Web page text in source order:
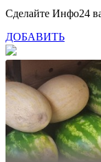
Сделайте Инфо24
ДОБАВИТЬ